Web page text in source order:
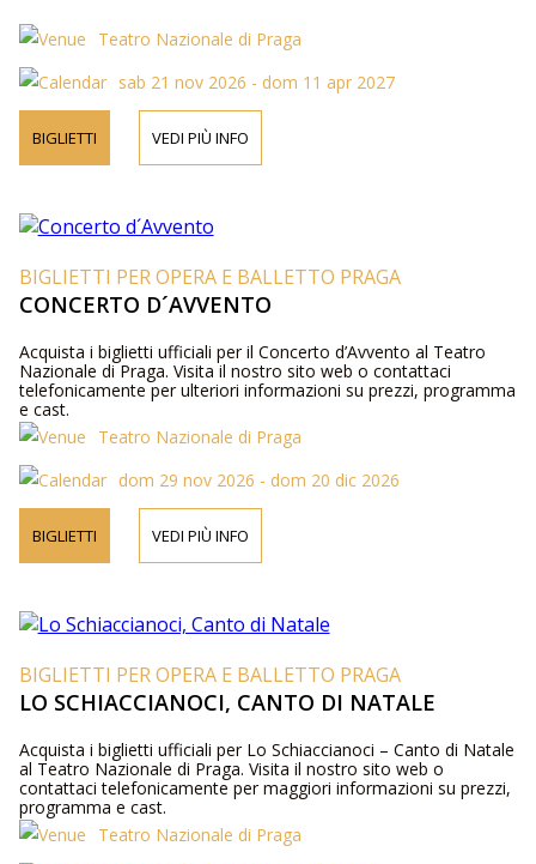
Teatro Nazionale di Praga
sab 21 nov 2026 - dom 11 apr 2027
BIGLIETTI VEDI PIÙ INFO
BIGLIETTI PER OPERA E BALLETTO PRAGA
CONCERTO D´AVVENTO
Acquista i biglietti ufficiali per il Concerto d’Avvento al Teatro
Nazionale di Praga. Visita il nostro sito web o contattaci
telefonicamente per ulteriori informazioni su prezzi, programma
e cast.
Teatro Nazionale di Praga
dom 29 nov 2026 - dom 20 dic 2026
BIGLIETTI VEDI PIÙ INFO
BIGLIETTI PER OPERA E BALLETTO PRAGA
LO SCHIACCIANOCI, CANTO DI NATALE
Acquista i biglietti ufficiali per Lo Schiaccianoci – Canto di Natale
al Teatro Nazionale di Praga. Visita il nostro sito web o
contattaci telefonicamente per maggiori informazioni su prezzi,
programma e cast.
Teatro Nazionale di Praga